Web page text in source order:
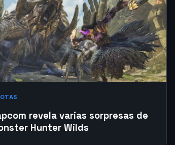
revela varias sorpresas de
Hunter Wilds